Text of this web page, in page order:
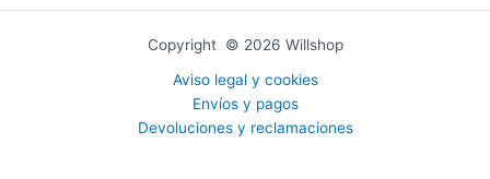
Copyright © 2026 Willshop
Aviso legal y cookies
Envíos y pagos
Devoluciones y reclamaciones